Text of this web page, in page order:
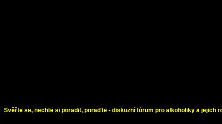
Svěřte se, nechte si poradit, poraďte - diskuzní fórum pro alkoholiky a jejich